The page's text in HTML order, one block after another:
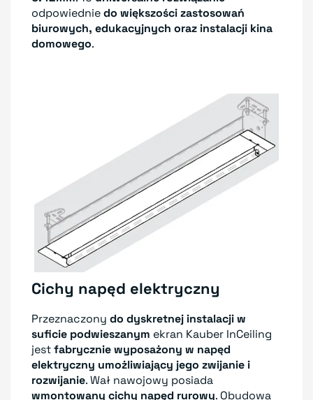
odpowiedniedo większości zastosowań
biurowych, edukacyjnych oraz instalacji kina
domowego.
Cichy napęd elektryczny
Przeznaczony do dyskretnej instalacji w
suficie podwieszanym ekran Kauber InCeiling
jestfabrycznie wyposażony w napęd
elektryczny umożliwiający jego zwijanie i
rozwijanie. Wał nawojowy posiada
wmontowany cichy napęd rurowy. Obudowa